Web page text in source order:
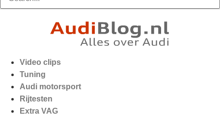
Video clips
Tuning
Audi motorsport
Rijtesten
Extra VAG